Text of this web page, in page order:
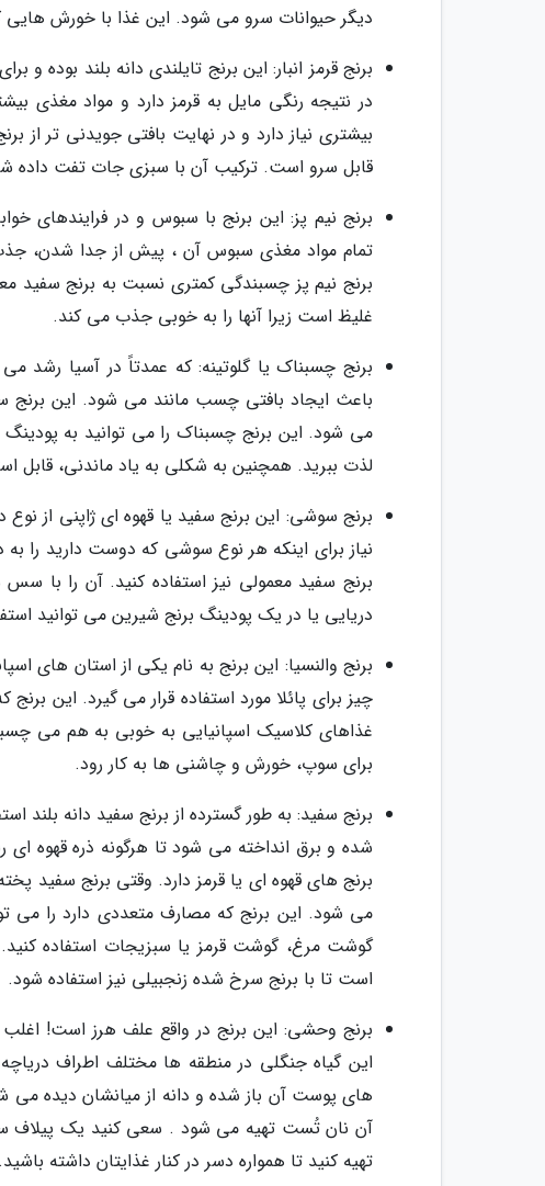
دیگر حیوانات سرو می شود. این غذا با خورش
برنج قرمز انبار: این برنج تایلندی دانه بلند
در نتیجه رنگی مایل به قرمز دارد و مواد مغذی
بیشتری نیاز دارد و در نهایت بافتی جویدنی تر
قابل سرو است. ترکیب آن با سبزی جات تفت داده
برنج نیم پز: این برنج با سبوس و در فرایندهای
تمام مواد مغذی سبوس آن ، پیش از جدا شدن،
برنج نیم پز چسبندگی کمتری نسبت به برنج سفید
غلیظ است زیرا آنها را به خوبی جذب می کند.
برنج چسبناک یا گلوتینه: که عمدتاً در آسیا
باعث ایجاد بافتی چسب مانند می شود. این برنج
می شود. این برنج چسبناک را می توانید به پودینگ
لذت ببرید. همچنین به شکلی به یاد ماندنی، قابل
برنج سوشی: این برنج سفید یا قهوه ای ژاپنی از
نیاز برای اینکه هر نوع سوشی که دوست دارید را
برنج سفید معمولی نیز استفاده کنید. آن را
دریایی یا در یک پودینگ برنج شیرین می توانید
برنج والنسیا: این برنج به نام یکی از استان های
چیز برای پائلا مورد استفاده قرار می گیرد. این
غذاهای کلاسیک اسپانیایی به خوبی به هم می
برای سوپ، خورش و چاشنی ها به کار رود.
برنج سفید: به طور گسترده از برنج سفید دانه
شده و برق انداخته می شود تا هرگونه ذره قهوه
برنج های قهوه ای یا قرمز دارد. وقتی برنج سفید
می شود. این برنج که مصارف متعددی دارد را می
گوشت مرغ، گوشت قرمز یا سبزیجات استفاده
است تا با برنج سرخ شده زنجبیلی نیز استفاده شود.
برنج وحشی: این برنج در واقع علف هرز است!
این گیاه جنگلی در منطقه ها مختلف اطراف
های پوست آن باز شده و دانه از میانشان دیده
آن نان تُست تهیه می شود . سعی کنید یک پیلاف
تهیه کنید تا همواره دسر در کنار غذایتان داشته باشید.